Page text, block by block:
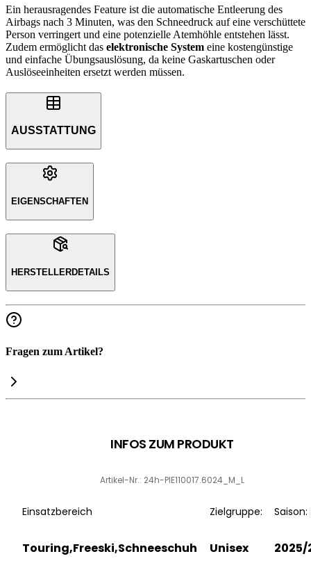
Ein herausragendes Feature ist die automatische Entleerung des
Airbags nach 3 Minuten, was den Schneedruck auf eine verschüttete
Person verringert und eine potenzielle Atemhöhle entstehen lässt.
Zudem ermöglicht das elektronische System eine kostengünstige
und einfache Übungsauslösung, da keine Gaskartuschen oder
Auslöseeinheiten ersetzt werden müssen.
AUSSTATTUNG
EIGENSCHAFTEN
HERSTELLERDETAILS
Fragen zum Artikel?
INFOS ZUM PRODUKT
Artikel-Nr.: 24h-PIE110017.6024_M_L
Einsatzbereich
Touring,Freeski,Schneeschuh
Zielgruppe:
Unisex
Saison:
2025/